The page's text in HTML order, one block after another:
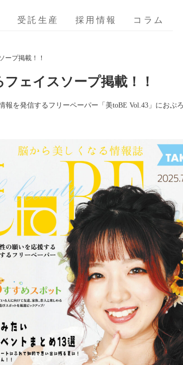
受託生産 採用情報 コラム
ープ掲載！！
ェイスソープ掲載！！
報を発信するフリーペーパー「美toBE Vol.43」におぷ